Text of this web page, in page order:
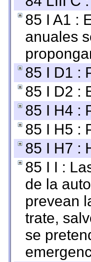
85 I A1 :
anuales
85 I D1 :
85 I D2 :
85 I H4 :
85 I H5 :
85 I H7 :
85 I I :
de la
prevean
trate,
se